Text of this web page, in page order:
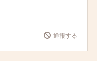
通報する